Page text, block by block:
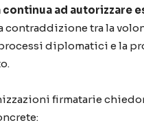
continua ad autorizzare
contraddizione tra la
processi diplomatici e la
firmatarie